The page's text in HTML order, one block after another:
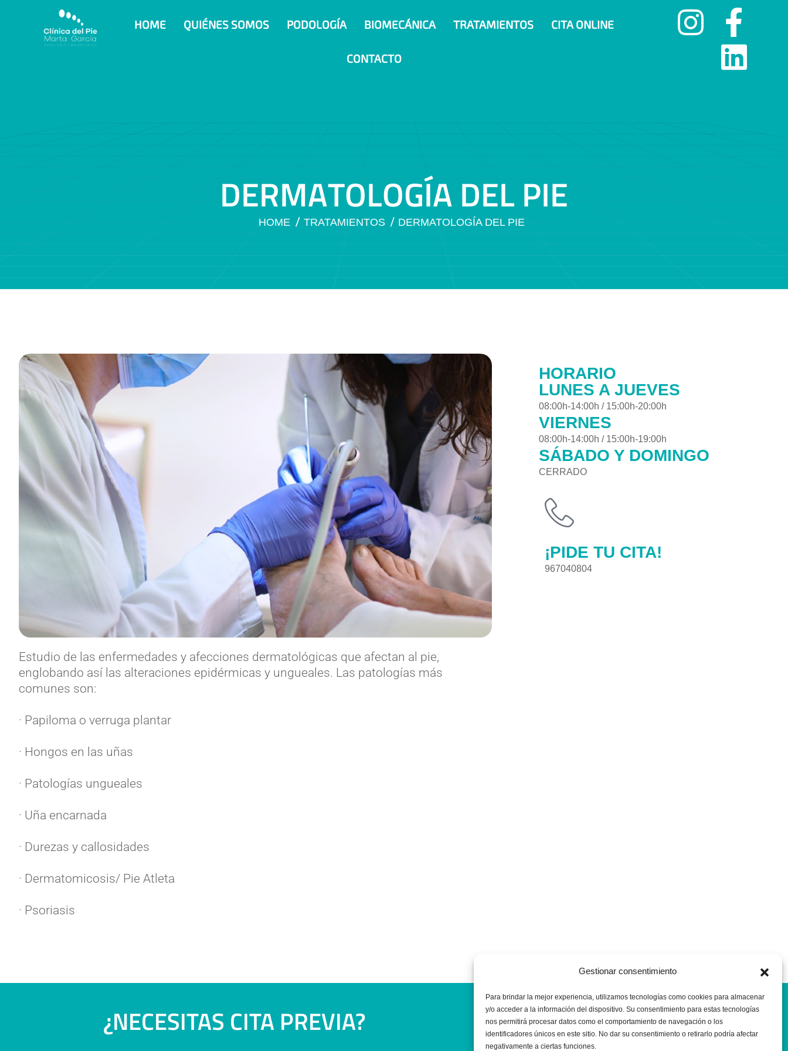
Gestionar consentimiento
Para brindar la mejor experiencia, utilizamos tecnologías como cookies para almacenar
y/o acceder a la información del dispositivo. Su consentimiento para estas tecnologías
nos permitirá procesar datos como el comportamiento de navegación o los
identificadores únicos en este sitio. No dar su consentimiento o retirarlo podría afectar
negativamente a ciertas funciones.
HOME QUIÉNES SOMOS PODOLOGÍA BIOMECÁNICA TRATAMIENTOS CITA ONLINE
CONTACTO
DERMATOLOGÍA DEL PIE
HOME TRATAMIENTOS DERMATOLOGÍA DEL PIE
Estudio de las enfermedades y afecciones dermatológicas que afectan al pie,
englobando así las alteraciones epidérmicas y ungueales. Las patologías más
comunes son:
· Papiloma o verruga plantar
· Hongos en las uñas
· Patologías ungueales
· Uña encarnada
· Durezas y callosidades
· Dermatomicosis/ Pie Atleta
· Psoriasis
HORARIO
LUNES A JUEVES
08:00h-14:00h / 15:00h-20:00h
VIERNES
08:00h-14:00h / 15:00h-19:00h
SÁBADO Y DOMINGO
CERRADO
¡PIDE TU CITA!
967040804
¿NECESITAS CITA PREVIA? Pide tu cita ¡ahora!